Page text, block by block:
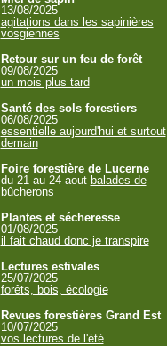
13/08/2025
agitations dans les sapinières
vosgiennes
Retour sur un feu de forêt
09/08/2025
un mois plus tard
Santé des sols forestiers
06/08/2025
essentielle aujourd'hui et surtout
demain
Foire forestière de Lucerne
du 21 au 24 aout balades de
bûcherons
Plantes et sécheresse
01/08/2025
il fait chaud donc je transpire
Lectures estivales
25/07/2025
forêts, bois, écologie
Revues forestières Grand Est
10/07/2025
vos lectures de l'été